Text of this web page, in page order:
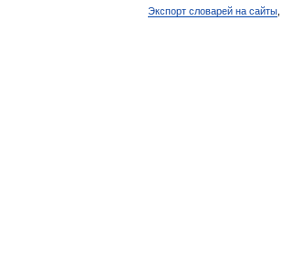
Экспорт словарей на сайты